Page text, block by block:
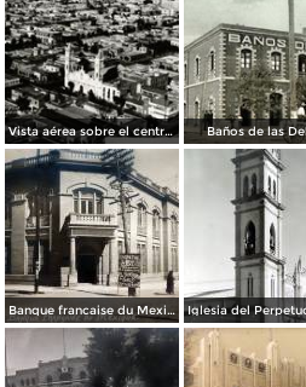
Vista aérea sobre el centro de Torreón Baños de las
Banque francaise du Mexique.